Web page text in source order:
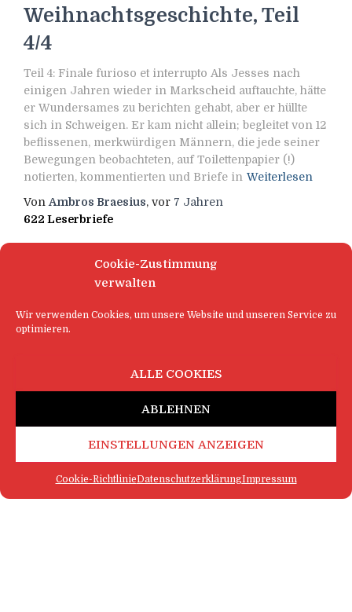
Cookie-Zustimmung
verwalten
Wir verwenden Cookies, um unsere Website und unseren Service zu
optimieren.
ALLE COOKIES
ABLEHNEN
EINSTELLUNGEN ANZEIGEN
Cookie-RichtlinieDatenschutzerklärungImpressum
Weihnachtsgeschichte, Teil
4/4
Teil 4: Finale furioso et interrupto Als Jesses nach
einigen Jahren wieder in Markscheid auftauchte, hätte
er Wundersames zu berichten gehabt, aber er hüllte
sich in Schweigen. Er kam nicht allein; begleitet von 12
beflissenen, merkwürdigen Männern, die jede seiner
Bewegungen beobachteten, auf Toilettenpapier (!)
notierten, kommentierten und Briefe in Weiterlesen
Von Ambros Braesius, vor 7 Jahren
622 Leserbriefe